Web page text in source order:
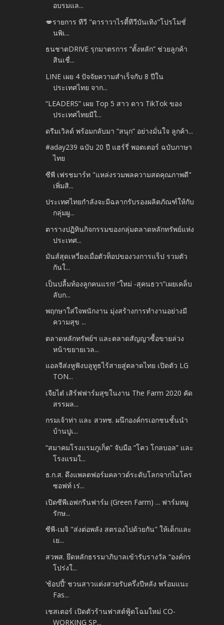
อบรมแล...
💋รายการ ทีวี "ดาราวาไรตี้ทีวีบันเทิง"โปรโมชั่
นพิเ...
ธนชาตDRIVE รุกมาตรการ “ตั้งหลัก” ช่วยลูกค้า
สินเชื่...
LINE เผย 4 ปัจจัยความสำเร็จกับ 8 ปีใน
ประเทศไทย จาก...
“LEADERS” เผย Top 5 สาว ดาว TikTok ของ
ประเทศไทยมีใ...
ดรีมเวิลด์ พร้อมกลับมา “สนุก” อย่างมั่นใจ ลูกค้า...
#aday239 ฉบับ 20 ปี แฮร์รี่ พอตเตอร์ ฉบับภาษา
ไทย
ซีพี เฟรชมาร์ท "แหล่งรวมพลความสดคุณภาพดี"
เพิ่มสิ...
ประเทศไทยกำลังจะมีฉลากรับรองผลิตภัณฑ์ให้กับ
กลุ่มผู...
ตารางปฏิทินกิจกรรมของกลุ่มตลาดหลักทรัพย์แห่ง
ประเทศ...
มันส์สุดเหวี่ยงเมื่อตัวท็อปของวงการแร็ป รวมตัว
กันใ...
เป็นปลื้มท้องลูกคนแรก! “ใหม่ -สุคนธวา”เผยเคล็บ
ลับก...
พฤกษาใส่ใจพนักงาน มุ่งสร้างการทำงานอย่างมี
ความสุข ...
ตลาดหลักทรัพย์ฯ และตลาดสัญญาซื้อขายล่วง
หน้าขยายเวล...
แอลจีส่งหูฟังบลูทูธไร้สายสู่ตลาดไทย เปิดตัว LG
TON...
เจียไต๋ เสิร์ฟฟาร์มสุขในงาน The Farm 2020 คัด
สรรผล...
กรมเจ้าท่า และ สวทช. ผนึกองค์กรเอกชนชั้นนำ
บ้านปูเ...
“สมาคมโรงแรมภูเก็ต” จับมือ “โคว โกลบอล” และ
โรงแรมใ...
ธ.ก.ส. ดึงแพลตฟอร์มคลาวด์ระดับโลกจากไมโคร
ซอฟท์ เร่...
เปิดซีพีเอฟกรีนฟาร์ม (Green Farm) ... ฟาร์มหมู
รักษ...
ซีพี-เมจิ "ส่งต่อพลัง สตรองไปด้วยกัน" ให้เด็กและ
เย...
สวพส. ยึดหลักธรรมาภิบาลเข้ารับรางวัล “องค์กร
โปร่งใ...
‘ช้อปปี้’ ชวนสาวแต่งสวยรับครึ่งปีหลัง พร้อมแนะ
Fas...
เชสเตอร์ เปิดตัวร้านฟาสต์ฟู้ดโฉมใหม่ CO-
WORKING SP...